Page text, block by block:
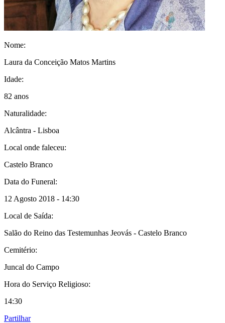
Nome:
Laura da Conceição Matos Martins
Idade:
82 anos
Naturalidade:
Alcântra - Lisboa
Local onde faleceu:
Castelo Branco
Data do Funeral:
12 Agosto 2018 - 14:30
Local de Saída:
Salão do Reino das Testemunhas Jeovás - Castelo Branco
Cemitério:
Juncal do Campo
Hora do Serviço Religioso:
14:30
Partilhar